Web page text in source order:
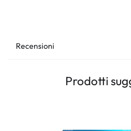
Recensioni
Prodotti